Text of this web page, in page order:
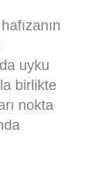
uyku
birlikte
nokta